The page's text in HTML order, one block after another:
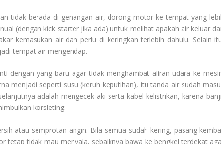
tidak berada di genangan air, dorong motor ke tempat yang
(dengan kick starter jika ada) untuk melihat apakah air keluar
kemasukan air dan perlu di keringkan terlebih dahulu. Selain
tempat air mengendap.
dengan yang baru agar tidak menghambat aliran udara ke
menjadi seperti susu (keruh keputihan), itu tanda air sudah
adalah mengecek aki serta kabel kelistrikan, karena
korsleting.
atau semprotan angin. Bila semua sudah kering, pasang
tetap tidak mau menyala, sebaiknya bawa ke bengkel terdekat